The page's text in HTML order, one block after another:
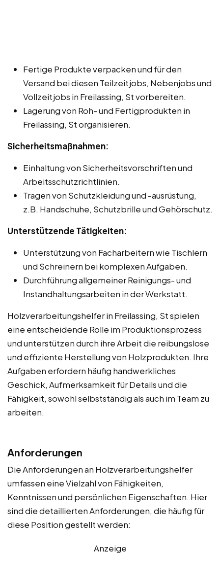
Fertige Produkte verpacken und für den
Versand bei diesen Teilzeitjobs, Nebenjobs und
Vollzeitjobs in Freilassing, St vorbereiten.
Lagerung von Roh- und Fertigprodukten in
Freilassing, St organisieren.
Sicherheitsmaßnahmen:
Einhaltung von Sicherheitsvorschriften und
Arbeitsschutzrichtlinien.
Tragen von Schutzkleidung und -ausrüstung,
z.B. Handschuhe, Schutzbrille und Gehörschutz.
Unterstützende Tätigkeiten:
Unterstützung von Facharbeitern wie Tischlern
und Schreinern bei komplexen Aufgaben.
Durchführung allgemeiner Reinigungs- und
Instandhaltungsarbeiten in der Werkstatt.
Holzverarbeitungshelfer in Freilassing, St spielen
eine entscheidende Rolle im Produktionsprozess
und unterstützen durch ihre Arbeit die reibungslose
und effiziente Herstellung von Holzprodukten. Ihre
Aufgaben erfordern häufig handwerkliches
Geschick, Aufmerksamkeit für Details und die
Fähigkeit, sowohl selbstständig als auch im Team zu
arbeiten.
Anforderungen
Die Anforderungen an Holzverarbeitungshelfer
umfassen eine Vielzahl von Fähigkeiten,
Kenntnissen und persönlichen Eigenschaften. Hier
sind die detaillierten Anforderungen, die häufig für
diese Position gestellt werden:
Anzeige